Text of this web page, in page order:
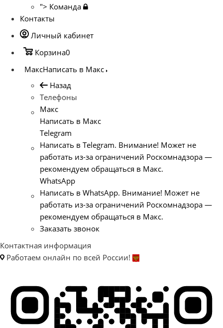
"> Команда
Контакты
Личный кабинет
Корзина0
МаксНаписать в Макс
Назад
Телефоны
Макс
Написать в Макс
Telegram
Написать в Telegram. Внимание! Может не
работать из-за ограничений Роскомнадзора —
рекомендуем обращаться в Макс.
WhatsApp
Написать в WhatsApp. Внимание! Может не
работать из-за ограничений Роскомнадзора —
рекомендуем обращаться в Макс.
Заказать звонок
Контактная информация
Работаем онлайн по всей России!